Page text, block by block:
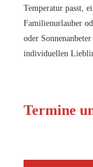
Temperatur passt,
Familienurlauber
oder
individuellen
Termine